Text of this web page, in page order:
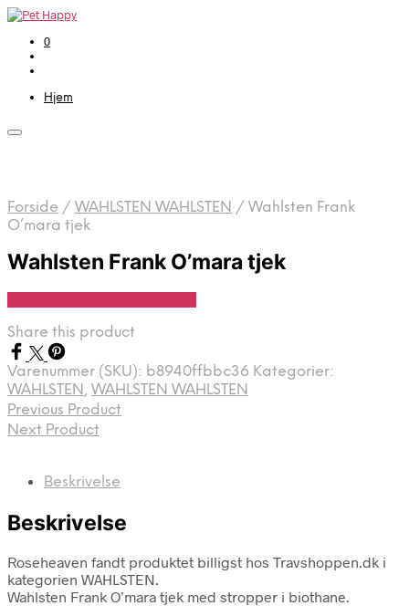
0
Hjem
Forside / WAHLSTEN WAHLSTEN / Wahlsten Frank
O’mara tjek
Wahlsten Frank O’mara tjek
Share this product
Varenummer (SKU): b8940ffbbc36 Kategorier:
WAHLSTEN, WAHLSTEN WAHLSTEN
Previous Product
Next Product
Beskrivelse
Beskrivelse
Roseheaven fandt produktet billigst hos Travshoppen.dk i
kategorien WAHLSTEN.
Wahlsten Frank O’mara tjek med stropper i biothane.